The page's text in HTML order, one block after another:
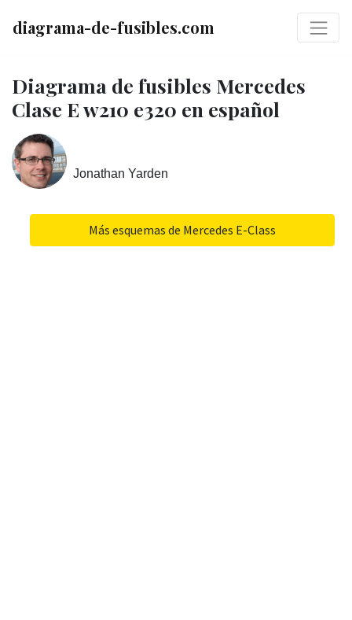
diagrama-de-fusibles.com
Diagrama de fusibles Mercedes
Clase E w210 e320 en español
Jonathan Yarden
Más esquemas de Mercedes E-Class